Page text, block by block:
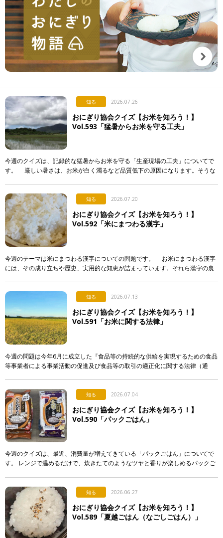
知る 2026.07.26
おにぎり協会クイズ【お米を知ろう！】
Vol.593「猛暑からお米を守る工夫」
今週のクイズは、記録的な猛暑からお米を守る「生産現場の工夫」についてで
す。 厳しい暑さは、お米が白く濁るなど品質低下の原因になります。そうな
知る 2026.07.20
おにぎり協会クイズ【お米を知ろう！】
Vol.592「米にまつわる漢字」
今週のテーマは米にまつわる漢字についての問題です。 お米にまつわる漢字
には、その成り立ちや歴史、実用的な知恵が詰まっています。それら漢字の裏
知る 2026.07.13
おにぎり協会クイズ【お米を知ろう！】
Vol.591「お米に関する法律」
今週の問題は今年6月に成立した『食品等の持続的な供給を実現するための食品
等事業者による事業活動の促進及び食品等の取引の適正化に関する法律（通
知る 2026.07.04
おにぎり協会クイズ【お米を知ろう！】
Vol.590「パックごはん」
今週のクイズは、最近、消費量が増えてきている「パックごはん」についてで
す。 レンジで温めるだけで、炊きたてのようなツヤと香りが楽しめるパックご
知る 2026.06.27
おにぎり協会クイズ【お米を知ろう！】
Vol.589「夏越ごはん（なごしごはん）」